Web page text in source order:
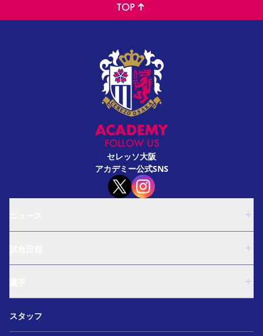
TOP
FOLLOW US
セレッソ大阪
アカデミー公式SNS
ガールズU-15
和歌山U-15
U-18
スタッフ